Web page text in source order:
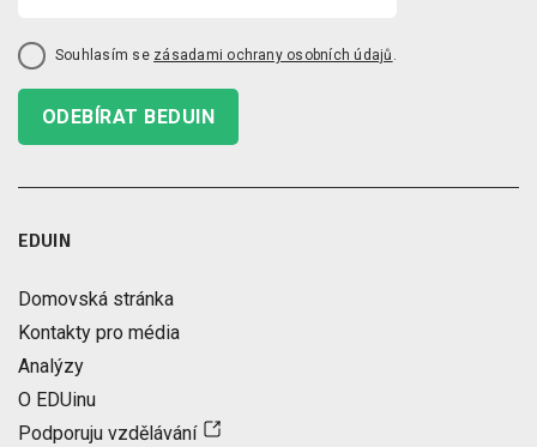
Souhlasím se zásadami ochrany osobních údajů .
ODEBÍRAT BEDUIN
EDUIN
Domovská stránka
Kontakty pro média
Analýzy
O EDUinu
Podporuju vzdělávání